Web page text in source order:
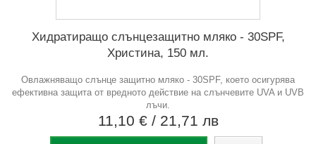
Хидратиращо слънцезащитно мляко - 30SPF,
Христина, 150 мл.
Овлажняващо слънце защитно мляко - 30SPF, което осигурява
ефективна защита от вредното действие на слънчевите UVA и UVB
лъчи.
11,10 € / 21,71 лв